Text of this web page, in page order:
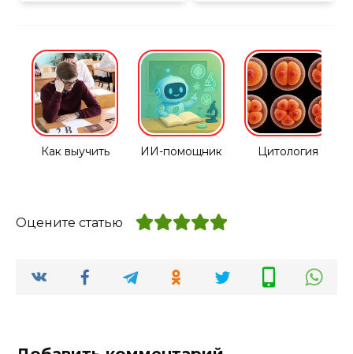
Как выучить ИИ-помощник Цитология
Оцените статью